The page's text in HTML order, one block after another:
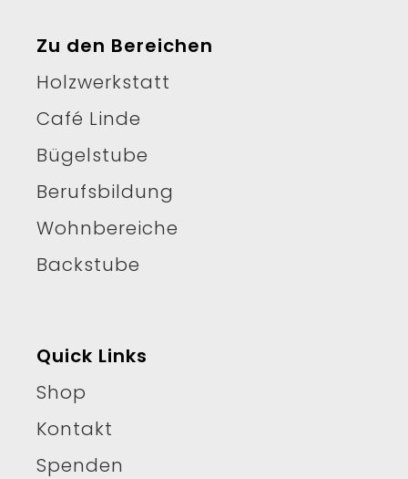
Zu den Bereichen
Holzwerkstatt
Café Linde
Bügelstube
Berufsbildung
Wohnbereiche
Backstube
Quick Links
Shop
Kontakt
Spenden